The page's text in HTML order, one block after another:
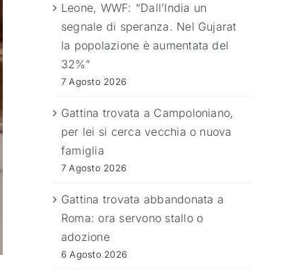
Leone, WWF: “Dall’India un
segnale di speranza. Nel Gujarat
la popolazione è aumentata del
32%”
7 Agosto 2026
Gattina trovata a Campoloniano,
per lei si cerca vecchia o nuova
famiglia
7 Agosto 2026
Gattina trovata abbandonata a
Roma: ora servono stallo o
adozione
6 Agosto 2026